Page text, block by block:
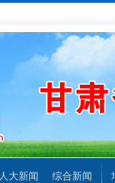
人大新闻
综合新闻